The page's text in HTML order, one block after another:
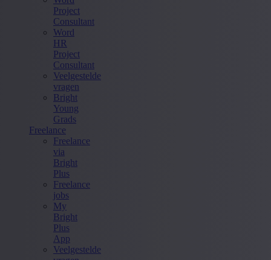
Project
Consultant
Word
HR
Project
Consultant
Veelgestelde
vragen
Bright
Young
Grads
Freelance
Freelance
via
Bright
Plus
Freelance
jobs
My
Bright
Plus
App
Veelgestelde